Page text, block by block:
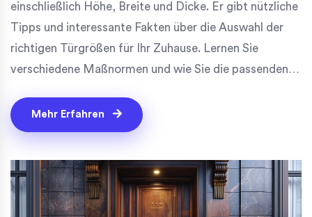
einschließlich Höhe, Breite und Dicke. Er gibt nützliche
Tipps und interessante Fakten über die Auswahl der
richtigen Türgrößen für Ihr Zuhause. Lernen Sie
verschiedene Maßnormen und wie Sie die passenden
Mehr Erfahren